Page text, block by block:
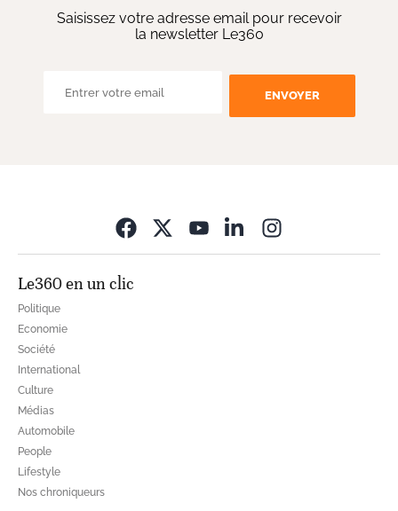
Saisissez votre adresse email pour recevoir
la newsletter Le360
ENVOYER
Le360 en un clic
Politique
Economie
Société
International
Culture
Médias
Automobile
People
Lifestyle
Nos chroniqueurs